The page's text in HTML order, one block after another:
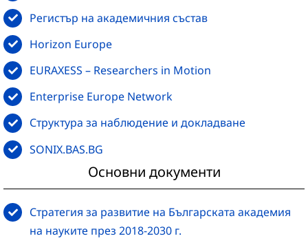
Регистър на академичния състав
Horizon Europe
EURAXESS – Researchers in Motion
Enterprise Europe Network
Структура за наблюдение и докладване
SONIX.BAS.BG
Основни документи
Стратегия за развитие на Българската академия
на науките през 2018-2030 г.